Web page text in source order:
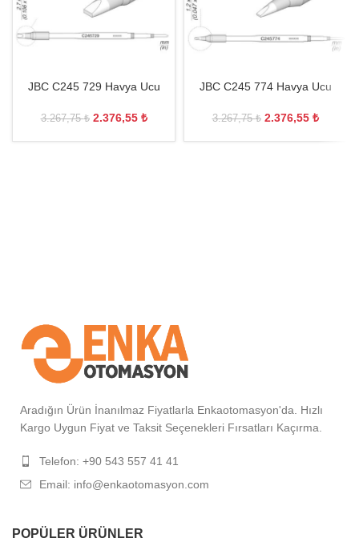
JBC C245 729 Havya Ucu
3.267,75₺ 2.376,55 ₺
JBC C245 774 Havya Ucu
3.267,75₺ 2.376,55 ₺
Aradığın Ürün İnanılmaz Fiyatlarla Enkaotomasyon'da. Hızlı
Kargo Uygun Fiyat ve Taksit Seçenekleri Fırsatları Kaçırma.
Telefon: +90 543 557 41 41
Email: info@enkaotomasyon.com
POPÜLER ÜRÜNLER